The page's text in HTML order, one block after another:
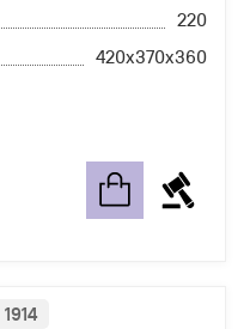
220
420х370х360
1914